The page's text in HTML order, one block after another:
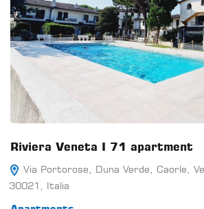
Riviera Veneta I 71 apartment
Via Portorose, Duna Verde, Caorle,
30021, Italia